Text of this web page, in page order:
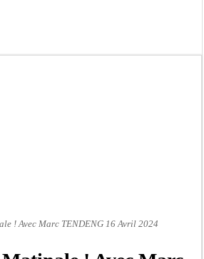
! Avec Marc TENDENG 16 Avril 2024